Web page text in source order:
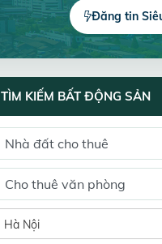
Đăng tin
TÌM KIẾM BẤT ĐỘNG SẢN
Hà Nội